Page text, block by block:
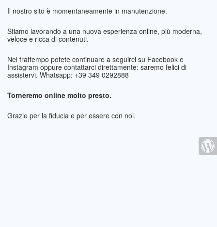
Il nostro sito è momentaneamente in manutenzione.
Stiamo lavorando a una nuova esperienza online, più moderna,
veloce e ricca di contenuti.
Nel frattempo potete continuare a seguirci su Facebook e
Instagram oppure contattarci direttamente: saremo felici di
assistervi. Whatsapp: +39 349 0292888
Torneremo online molto presto.
Grazie per la fiducia e per essere con noi.